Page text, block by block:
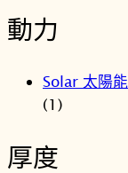
動力
Solar 太陽能
(1)
厚度